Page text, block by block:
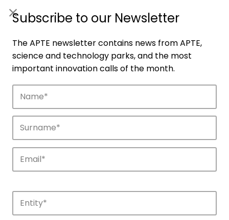
Companies
Discover the companies that drive
innovation in APTE’s parks.
Subscribe to our Newsletter
The APTE newsletter contains news from APTE,
science and technology parks, and the most
important innovation calls of the month.